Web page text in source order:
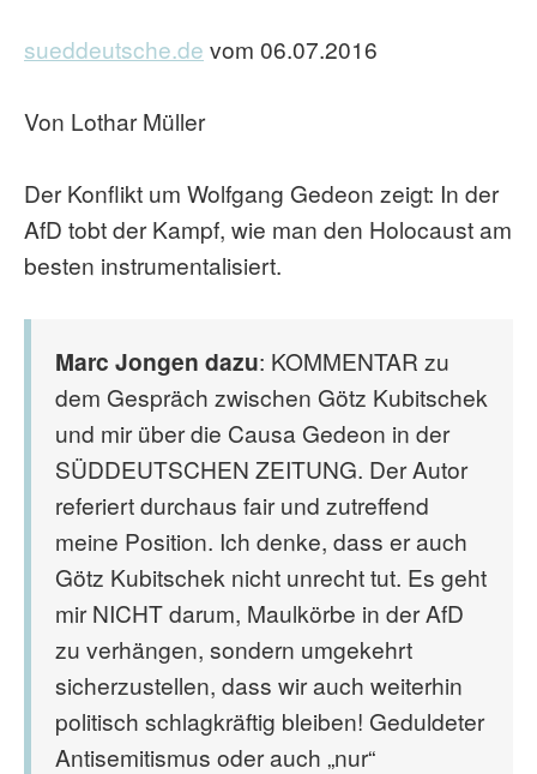
sueddeutsche.de vom 06.07.2016
Von Lothar Müller
Der Konflikt um Wolfgang Gedeon zeigt: In der
AfD tobt der Kampf, wie man den Holocaust am
besten instrumentalisiert.
Marc Jongen dazu: KOMMENTAR zu
dem Gespräch zwischen Götz Kubitschek
und mir über die Causa Gedeon in der
SÜDDEUTSCHEN ZEITUNG. Der Autor
referiert durchaus fair und zutreffend
meine Position. Ich denke, dass er auch
Götz Kubitschek nicht unrecht tut. Es geht
mir NICHT darum, Maulkörbe in der AfD
zu verhängen, sondern umgekehrt
sicherzustellen, dass wir auch weiterhin
politisch schlagkräftig bleiben! Geduldeter
Antisemitismus oder auch „nur“